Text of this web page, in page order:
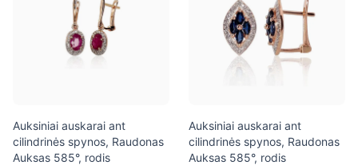
Auksiniai auskarai ant
cilindrinės spynos, Raudonas
Auksas 585°, rodis
Auksiniai auskarai ant
cilindrinės spynos, Raudonas
Auksas 585°, rodis